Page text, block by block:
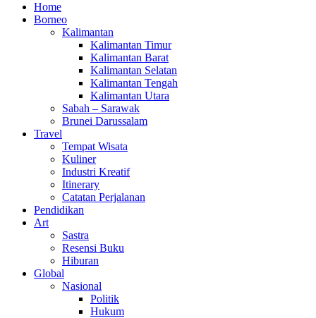
Home
Borneo
Kalimantan
Kalimantan Timur
Kalimantan Barat
Kalimantan Selatan
Kalimantan Tengah
Kalimantan Utara
Sabah – Sarawak
Brunei Darussalam
Travel
Tempat Wisata
Kuliner
Industri Kreatif
Itinerary
Catatan Perjalanan
Pendidikan
Art
Sastra
Resensi Buku
Hiburan
Global
Nasional
Politik
Hukum